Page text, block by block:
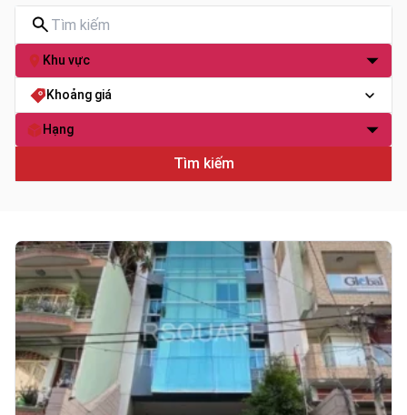
Khu vực
Khoảng giá
Hạng
Tìm kiếm